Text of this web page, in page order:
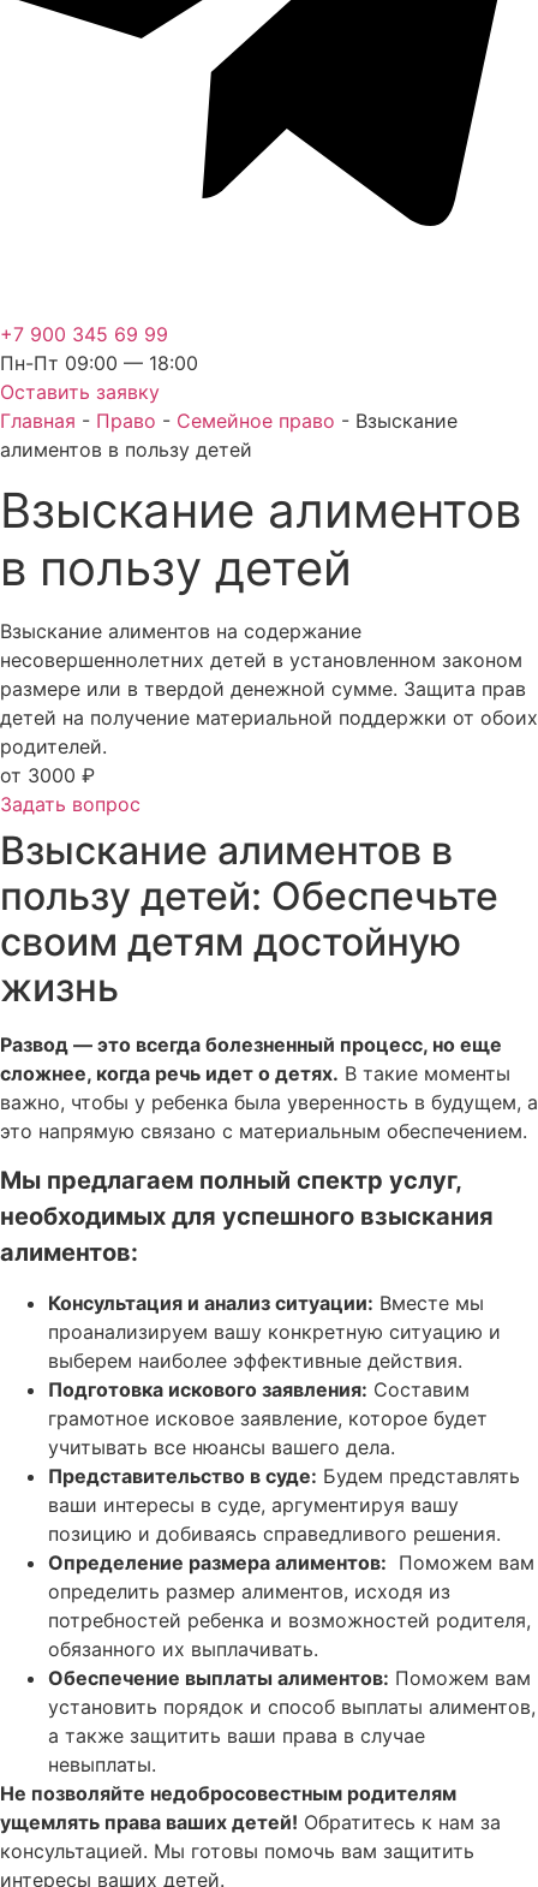
+7 900 345 69 99
Пн-Пт 09:00 — 18:00
Оставить заявку
Главная - Право - Семейное право - Взыскание
алиментов в пользу детей
Взыскание алиментов
в пользу детей
Взыскание алиментов на содержание
несовершеннолетних детей в установленном законом
размере или в твердой денежной сумме. Защита прав
детей на получение материальной поддержки от обоих
родителей.
от 3000 ₽
Задать вопрос
Взыскание алиментов в
пользу детей: Обеспечьте
своим детям достойную
жизнь
Развод — это всегда болезненный процесс, но еще
сложнее, когда речь идет о детях. В такие моменты
важно, чтобы у ребенка была уверенность в будущем, а
это напрямую связано с материальным обеспечением.
Мы предлагаем полный спектр услуг,
необходимых для успешного взыскания
алиментов:
Консультация и анализ ситуации: Вместе мы
проанализируем вашу конкретную ситуацию и
выберем наиболее эффективные действия.
Подготовка искового заявления: Составим
грамотное исковое заявление, которое будет
учитывать все нюансы вашего дела.
Представительство в суде: Будем представлять
ваши интересы в суде, аргументируя вашу
позицию и добиваясь справедливого решения.
Определение размера алиментов: Поможем вам
определить размер алиментов, исходя из
потребностей ребенка и возможностей родителя,
обязанного их выплачивать.
Обеспечение выплаты алиментов: Поможем вам
установить порядок и способ выплаты алиментов,
а также защитить ваши права в случае
невыплаты.
Не позволяйте недобросовестным родителям
ущемлять права ваших детей! Обратитесь к нам за
консультацией. Мы готовы помочь вам защитить
интересы ваших детей.